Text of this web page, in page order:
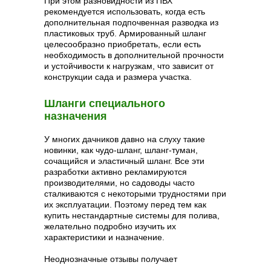
рекомендуется использовать, когда есть
дополнительная подпочвенная разводка из
пластиковых труб. Армированный шланг
целесообразно приобретать, если есть
необходимость в дополнительной прочности
и устойчивости к нагрузкам, что зависит от
конструкции сада и размера участка.
Шланги специального
назначения
У многих дачников давно на слуху такие
новинки, как чудо-шланг, шланг-туман,
сочащийся и эластичный шланг. Все эти
разработки активно рекламируются
производителями, но садоводы часто
сталкиваются с некоторыми трудностями при
их эксплуатации. Поэтому перед тем как
купить нестандартные системы для полива,
желательно подробно изучить их
характеристики и назначение.
Неоднозначные отзывы получает